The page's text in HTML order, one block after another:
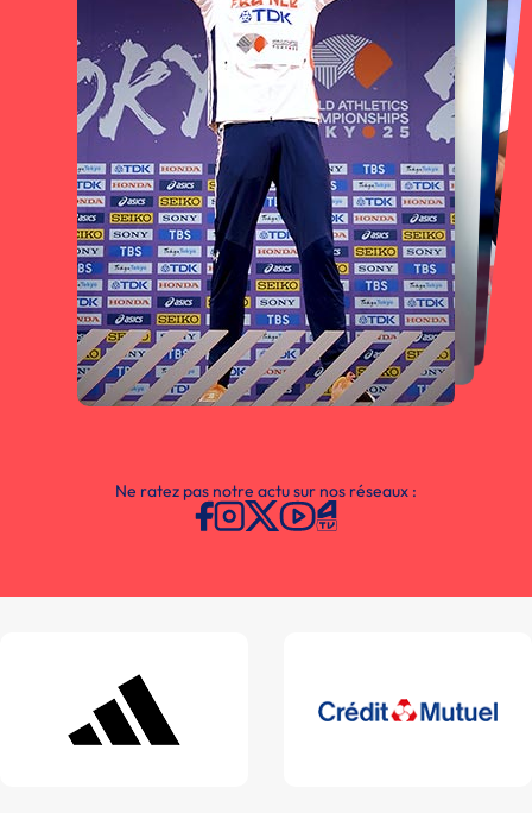
Ne ratez pas notre actu sur nos réseaux :